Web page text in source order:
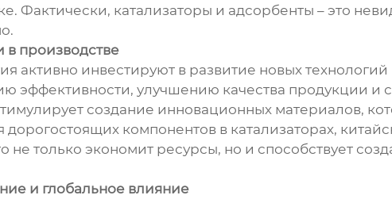
Фактически, катализаторы и адсорбенты – это
в производстве
активно инвестируют в развитие новых
эффективности, улучшению качества продукции
создание инновационных материалов,
дорогостоящих компонентов в катализаторах,
не только экономит ресурсы, но и способствует
и глобальное влияние